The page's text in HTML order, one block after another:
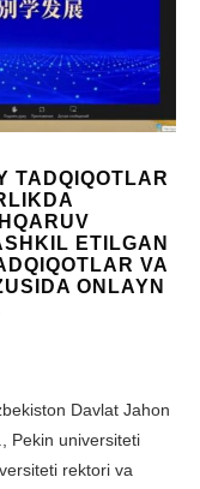
TADQIQOTLAR
ETILGAN
VA
ONLAYN
Davlat Jahon
Pekin universiteti
rektori va